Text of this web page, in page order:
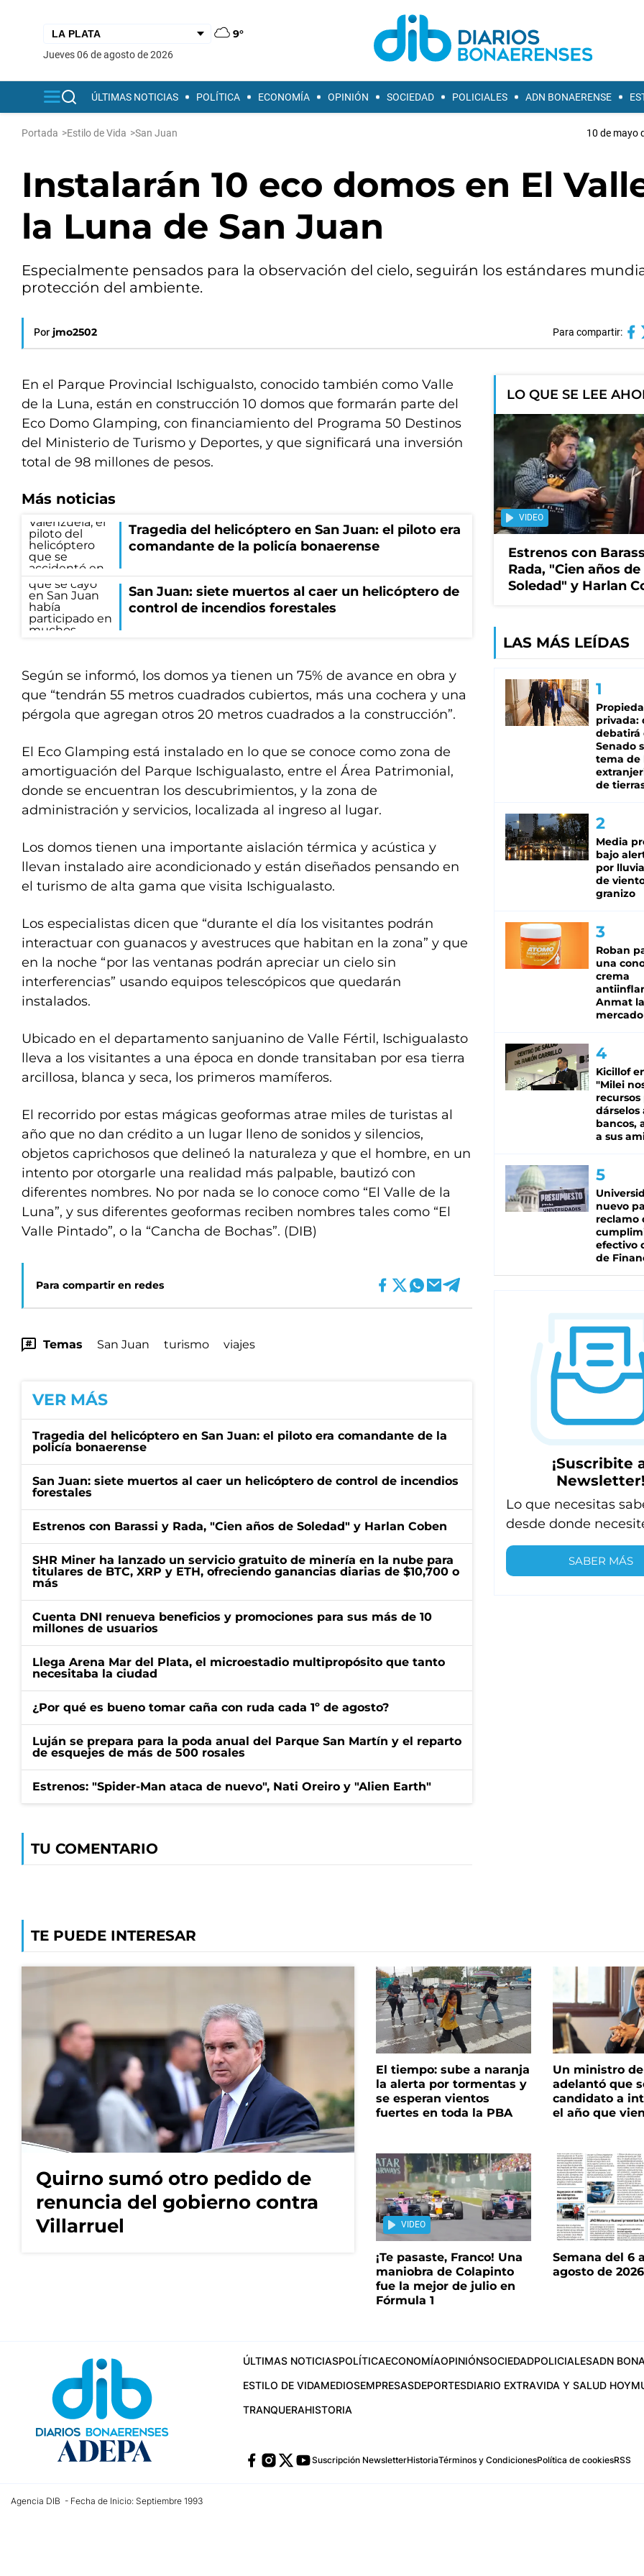
9°
jueves 06 de agosto de 2026
ÚLTIMAS NOTICIAS POLÍTICA ECONOMÍA OPINIÓN SOCIEDAD POLICIALES ADN BONAERENSE
Portada >Estilo de Vida >San Juan 10 de mayo
Instalarán 10 eco domos en El
la Luna de San Juan
Especialmente pensados para la observación del cielo, seguirán los estándares
protección del ambiente.
Por jmo2502 Para compartir:
En el Parque Provincial Ischigualsto, conocido también como Valle
de la Luna, están en construcción 10 domos que formarán parte del
Eco Domo Glamping, con financiamiento del Programa 50 Destinos
del Ministerio de Turismo y Deportes, y que significará una inversión
total de 98 millones de pesos.
Más noticias
Tragedia del helicóptero en San Juan: el piloto era
comandante de la policía bonaerense
San Juan: siete muertos al caer un helicóptero de
control de incendios forestales
Según se informó, los domos ya tienen un 75% de avance en obra y
que “tendrán 55 metros cuadrados cubiertos, más una cochera y una
pérgola que agregan otros 20 metros cuadrados a la construcción”.
El Eco Glamping está instalado en lo que se conoce como zona de
amortiguación del Parque Ischigualasto, entre el Área Patrimonial,
donde se encuentran los descubrimientos, y la zona de
administración y servicios, localizada al ingreso al lugar.
Los domos tienen una importante aislación térmica y acústica y
llevan instalado aire acondicionado y están diseñados pensando en
el turismo de alta gama que visita Ischigualasto.
Los especialistas dicen que “durante el día los visitantes podrán
interactuar con guanacos y avestruces que habitan en la zona” y que
en la noche “por las ventanas podrán apreciar un cielo sin
interferencias” usando equipos telescópicos que quedarán
instalados.
Ubicado en el departamento sanjuanino de Valle Fértil, Ischigualasto
lleva a los visitantes a una época en donde transitaban por esa tierra
arcillosa, blanca y seca, los primeros mamíferos.
El recorrido por estas mágicas geoformas atrae miles de turistas al
año que no dan crédito a un lugar lleno de sonidos y silencios,
objetos caprichosos que delineó la naturaleza y que el hombre, en un
intento por otorgarle una realidad más palpable, bautizó con
diferentes nombres. No por nada se lo conoce como “El Valle de la
Luna”, y sus diferentes geoformas reciben nombres tales como “El
Valle Pintado”, o la “Cancha de Bochas”. (DIB)
Para compartir en redes
Temas San Juan turismo viajes
VER MÁS
Tragedia del helicóptero en San Juan: el piloto era comandante de la
policía bonaerense
San Juan: siete muertos al caer un helicóptero de control de incendios
forestales
Estrenos con Barassi y Rada, "Cien años de Soledad" y Harlan Coben
SHR Miner ha lanzado un servicio gratuito de minería en la nube para
titulares de BTC, XRP y ETH, ofreciendo ganancias diarias de $10,700 o
más
Cuenta DNI renueva beneficios y promociones para sus más de 10
millones de usuarios
Llega Arena Mar del Plata, el microestadio multipropósito que tanto
necesitaba la ciudad
¿Por qué es bueno tomar caña con ruda cada 1º de agosto?
Luján se prepara para la poda anual del Parque San Martín y el reparto
de esquejes de más de 500 rosales
Estrenos: "Spider-Man ataca de nuevo", Nati Oreiro y "Alien Earth"
TU COMENTARIO
LO QUE SE LEE
VIDEO
Estrenos con
Rada, "Cien años de
Soledad" y Harlan
LAS MÁS LEÍDAS
privada:
debatirá
Senado
tema de
de
Media
bajo
por
de
granizo
Roban
una
crema
Anmat
mercado
Kicillof
"Milei
recursos
dárselos
bancos,
a sus
nuevo
reclamo
efectivo
de
¡Suscribite
Newsletter!
Lo que necesitas
desde donde
SABER MÁS
TE PUEDE INTERESAR
Quirno sumó otro pedido de
renuncia del gobierno contra
Villarruel
El tiempo: sube a naranja
la alerta por tormentas y
se esperan vientos
fuertes en toda la PBA
Un ministro
adelantó que
candidato a
el año que
VIDEO
¡Te pasaste, Franco! Una
maniobra de Colapinto
fue la mejor de julio en
Fórmula 1
Semana del 6
agosto de 2026
ÚLTIMAS NOTICIASPOLÍTICAECONOMÍAOPINIÓNSOCIEDADPOLICIALESADN
ESTILO DE VIDAMEDIOSEMPRESASDEPORTESDIARIO EXTRAVIDA Y SALUD HOY
TRANQUERAHISTORIA
Suscripción NewsletterHistoriaTérminos y CondicionesPolítica de cookiesRSS
Agencia DIB - Fecha de Inicio: Septiembre 1993